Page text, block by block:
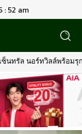
: 52 am
& Pet Grooming